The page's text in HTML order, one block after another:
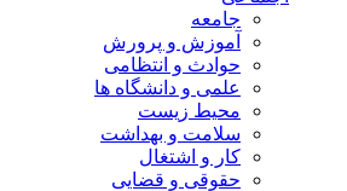
جامعه
آموزش و پرورش
حوادث و انتظامی
علمی و دانشگاه ها
محیط زیست
سلامت و بهداشت
کار و اشتغال
حقوقی و قضایی